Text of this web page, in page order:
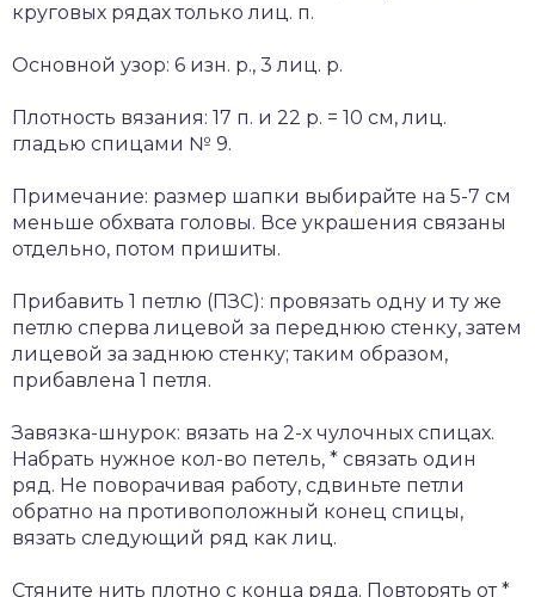
круговых рядах только лиц. п.
Основной узор: 6 изн. р., 3 лиц. р.
Плотность вязания: 17 п. и 22 р. = 10 см, лиц.
гладью спицами № 9.
Примечание: размер шапки выбирайте на 5-7 см
меньше обхвата головы. Все украшения связаны
отдельно, потом пришиты.
Прибавить 1 петлю (ПЗС): провязать одну и ту же
петлю сперва лицевой за переднюю стенку, затем
лицевой за заднюю стенку; таким образом,
прибавлена 1 петля.
Завязка-шнурок: вязать на 2-х чулочных спицах.
Набрать нужное кол-во петель, * связать один
ряд. Не поворачивая работу, сдвиньте петли
обратно на противоположный конец спицы,
вязать следующий ряд как лиц.
Стяните нить плотно с конца ряда. Повторять от *